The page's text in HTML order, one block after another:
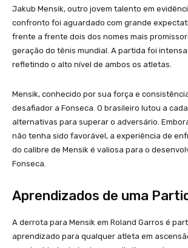
Jakub Mensik, outro jovem talento em
confronto foi aguardado com grande
frente a frente dois dos nomes mais
geração do tênis mundial. A partida foi
refletindo o alto nível de ambos os atletas.
Mensik, conhecido por sua força e
desafiador a Fonseca. O brasileiro lutou a
alternativas para superar o adversário.
não tenha sido favorável, a experiência de
do calibre de Mensik é valiosa para o
Fonseca.
Aprendizados de uma
A derrota para Mensik em Roland Garros é
aprendizado para qualquer atleta em